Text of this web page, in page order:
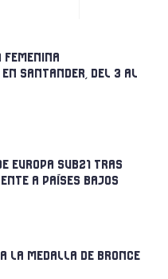
FEMENINA
SANTANDER, DEL 3 AL
EUROPA SUB21 TRAS
A PAÍSES BAJOS
LA MEDALLA DE BRONCE